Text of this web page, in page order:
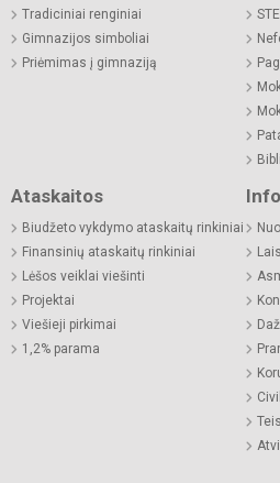
Tradiciniai renginiai
Gimnazijos simboliai
Priėmimas į gimnaziją
Ataskaitos
Biudžeto vykdymo ataskaitų rinkiniai
Finansinių ataskaitų rinkiniai
Lėšos veiklai viešinti
Projektai
Viešieji pirkimai
1,2% parama